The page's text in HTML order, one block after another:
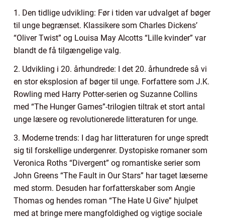
1. Den tidlige udvikling: Før i tiden var udvalget af bøger
til unge begrænset. Klassikere som Charles Dickens’
“Oliver Twist” og Louisa May Alcotts “Lille kvinder” var
blandt de få tilgængelige valg.
2. Udvikling i 20. århundrede: I det 20. århundrede så vi
en stor eksplosion af bøger til unge. Forfattere som J.K.
Rowling med Harry Potter-serien og Suzanne Collins
med “The Hunger Games”-trilogien tiltrak et stort antal
unge læsere og revolutionerede litteraturen for unge.
3. Moderne trends: I dag har litteraturen for unge spredt
sig til forskellige undergenrer. Dystopiske romaner som
Veronica Roths “Divergent” og romantiske serier som
John Greens “The Fault in Our Stars” har taget læserne
med storm. Desuden har forfatterskaber som Angie
Thomas og hendes roman “The Hate U Give” hjulpet
med at bringe mere mangfoldighed og vigtige sociale